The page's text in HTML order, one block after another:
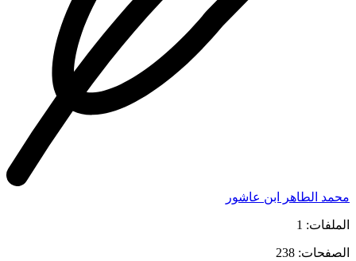
محمد الطاهر ابن عاشور
الملفات: 1
الصفحات: 238